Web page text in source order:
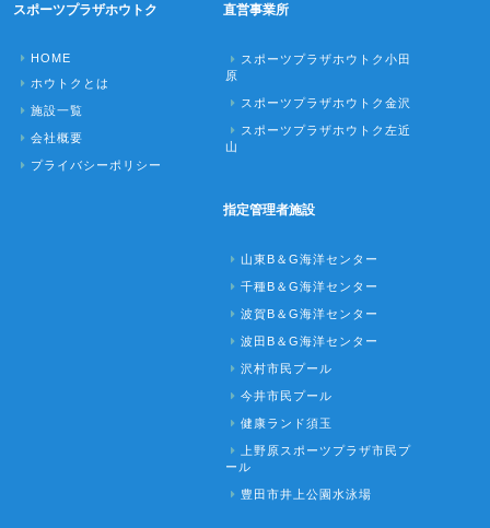
スポーツプラザホウトク
HOME
ホウトクとは
施設一覧
会社概要
プライバシーポリシー
直営事業所
スポーツプラザホウトク小田
原
スポーツプラザホウトク金沢
スポーツプラザホウトク左近
山
指定管理者施設
山東B＆G海洋センター
千種B＆G海洋センター
波賀B＆G海洋センター
波田B＆G海洋センター
沢村市民プール
今井市民プール
健康ランド須玉
上野原スポーツプラザ市民プ
ール
豊田市井上公園水泳場